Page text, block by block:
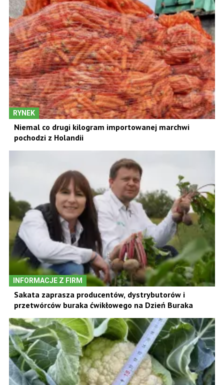
RYNEK
Niemal co drugi kilogram importowanej marchwi
pochodzi z Holandii
INFORMACJE Z FIRM
Sakata zaprasza producentów, dystrybutorów i
przetwórców buraka ćwikłowego na Dzień Buraka